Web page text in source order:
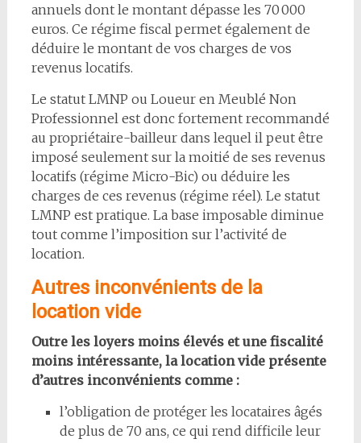
annuels dont le montant dépasse les 70 000
euros. Ce régime fiscal permet également de
déduire le montant de vos charges de vos
revenus locatifs.
Le statut LMNP ou Loueur en Meublé Non
Professionnel est donc fortement recommandé
au propriétaire-bailleur dans lequel il peut être
imposé seulement sur la moitié de ses revenus
locatifs (régime Micro-Bic) ou déduire les
charges de ces revenus (régime réel). Le statut
LMNP est pratique. La base imposable diminue
tout comme l’imposition sur l’activité de
location.
Autres inconvénients de la
location vide
Outre les loyers moins élevés et une fiscalité
moins intéressante, la location vide présente
d’autres inconvénients comme :
l’obligation de protéger les locataires âgés
de plus de 70 ans, ce qui rend difficile leur